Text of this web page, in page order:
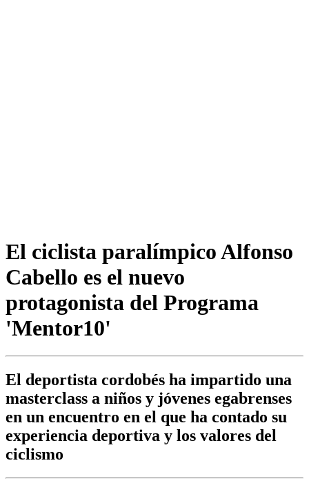
El ciclista paralímpico Alfonso
Cabello es el nuevo
protagonista del Programa
'Mentor10'
El deportista cordobés ha impartido una
masterclass a niños y jóvenes egabrenses
en un encuentro en el que ha contado su
experiencia deportiva y los valores del
ciclismo